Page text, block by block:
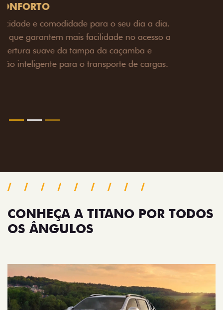
PACK OFF-ROAD
Prepare sua picape para qualquer desafio. O Pack
off-road combina engate de reboque para até 3,5
toneladas, alargadores de para-lamas e overbumper,
oferecendo mais capacidade de reboque, proteção
CONHEÇA A TITANO POR TODOS
OS ÂNGULOS